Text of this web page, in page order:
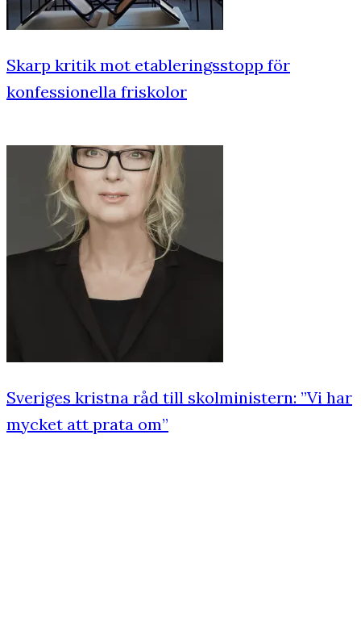
Skarp kritik mot etableringsstopp för
konfessionella friskolor
Sveriges kristna råd till skolministern: ”Vi har
mycket att prata om”